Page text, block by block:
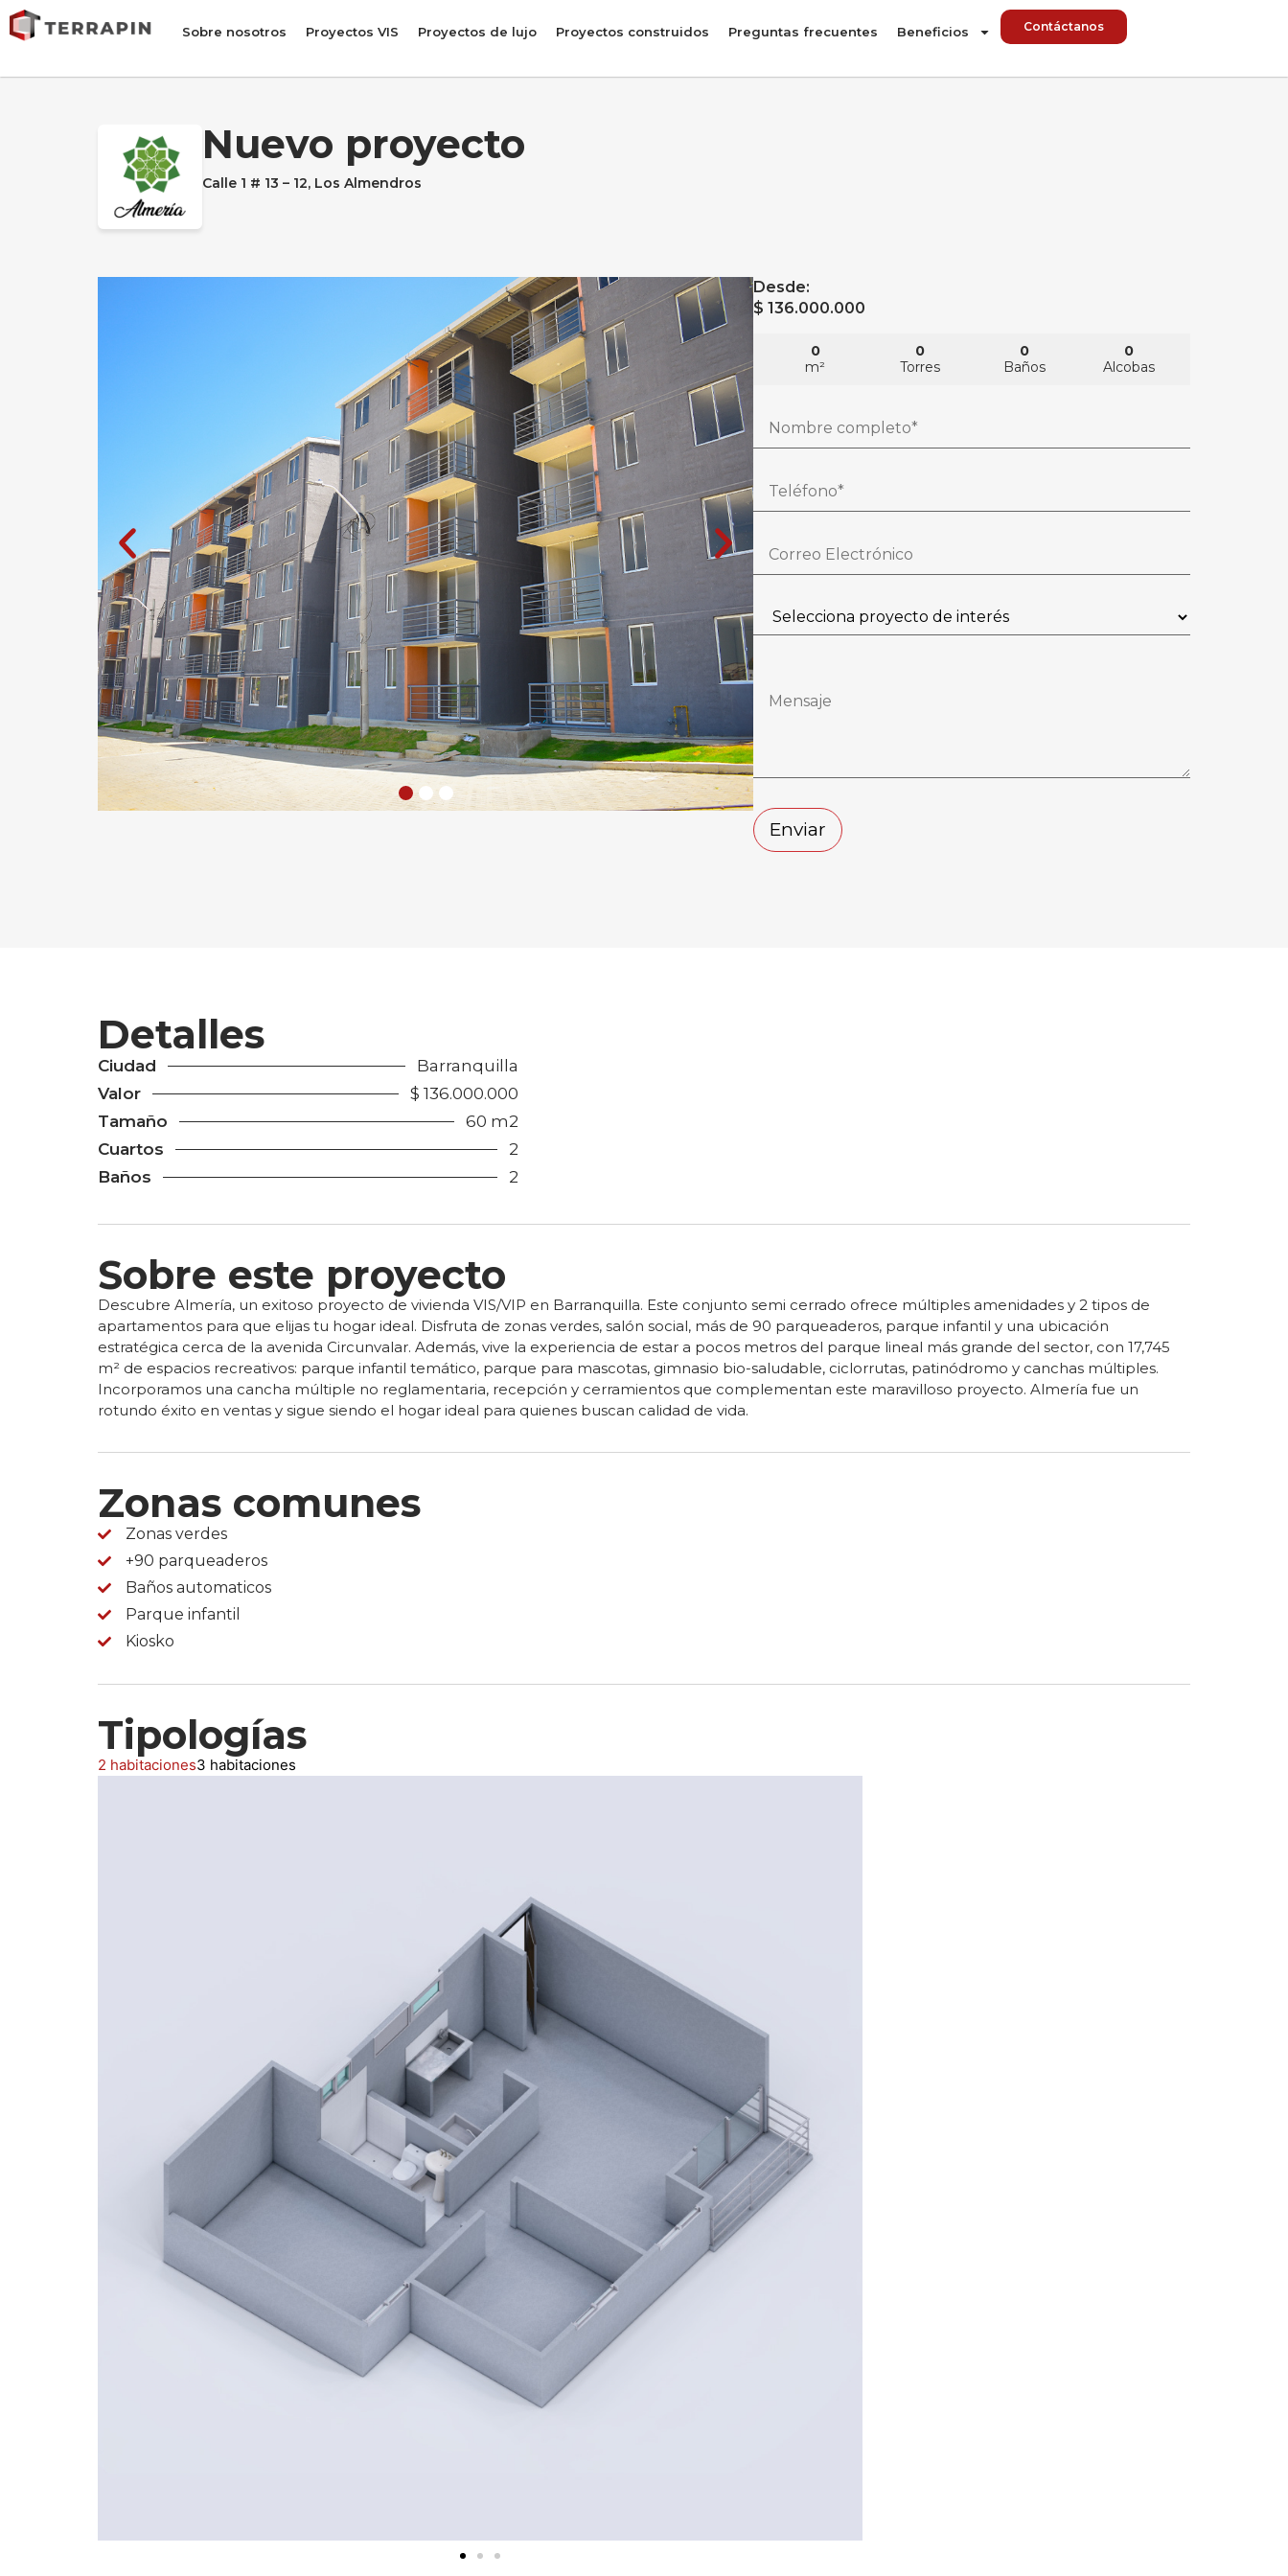
Sobre nosotros Proyectos VIS Proyectos de lujo Proyectos construidos Preguntas frecuentes Beneficios Contáctanos
Nuevo proyecto
Calle 1 # 13 – 12, Los Almendros
Desde:
$ 136.000.000
0
m²
0
Torres
0
Baños
0
Alcobas
Detalles
Ciudad
Barranquilla
Valor
$ 136.000.000
Tamaño
60 m2
Cuartos
2
Baños
2
Sobre este proyecto
Descubre Almería, un exitoso proyecto de vivienda VIS/VIP en Barranquilla. Este conjunto semi cerrado ofrece múltiples amenidades y 2 tipos de
apartamentos para que elijas tu hogar ideal. Disfruta de zonas verdes, salón social, más de 90 parqueaderos, parque infantil y una ubicación
estratégica cerca de la avenida Circunvalar. Además, vive la experiencia de estar a pocos metros del parque lineal más grande del sector, con 17,745
m² de espacios recreativos: parque infantil temático, parque para mascotas, gimnasio bio-saludable, ciclorrutas, patinódromo y canchas múltiples.
Incorporamos una cancha múltiple no reglamentaria, recepción y cerramientos que complementan este maravilloso proyecto. Almería fue un
rotundo éxito en ventas y sigue siendo el hogar ideal para quienes buscan calidad de vida.
Zonas comunes
Zonas verdes
+90 parqueaderos
Baños automaticos
Parque infantil
Kiosko
Tipologías
2 habitaciones3 habitaciones